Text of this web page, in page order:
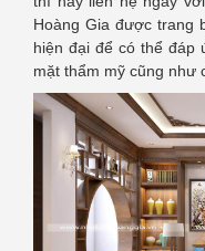
Hoàng Gia được trang
hiện đại để có thể đáp
mặt thẩm mỹ cũng như